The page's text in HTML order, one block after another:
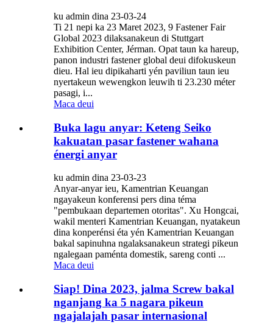
ku admin dina 23-03-24
Ti 21 nepi ka 23 Maret 2023, 9 Fastener Fair
Global 2023 dilaksanakeun di Stuttgart
Exhibition Center, Jérman. Opat taun ka hareup,
panon industri fastener global deui difokuskeun
dieu. Hal ieu dipikaharti yén paviliun taun ieu
nyertakeun wewengkon leuwih ti 23.230 méter
pasagi, i...
Maca deui
Buka lagu anyar: Keteng Seiko
kakuatan pasar fastener wahana
énergi anyar
ku admin dina 23-03-23
Anyar-anyar ieu, Kamentrian Keuangan
ngayakeun konferensi pers dina téma
"pembukaan departemen otoritas". Xu Hongcai,
wakil menteri Kamentrian Keuangan, nyatakeun
dina konperénsi éta yén Kamentrian Keuangan
bakal sapinuhna ngalaksanakeun strategi pikeun
ngalegaan paménta domestik, sareng conti ...
Maca deui
Siap! Dina 2023, jalma Screw bakal
nganjang ka 5 nagara pikeun
ngajalajah pasar internasional